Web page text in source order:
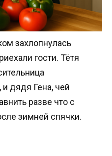
захлопнулась
гости. Тётя
и дядя Гена, чей
разве что с
зимней спячки.